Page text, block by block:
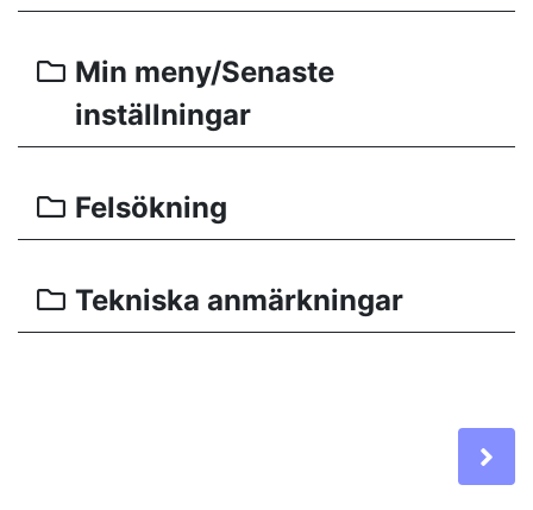
Min meny/Senaste
inställningar
Felsökning
Tekniska anmärkningar